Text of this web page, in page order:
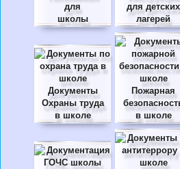
для
школы
для детских
лагерей
Документы
Охраны труда
в школе
Пожарная
в школе